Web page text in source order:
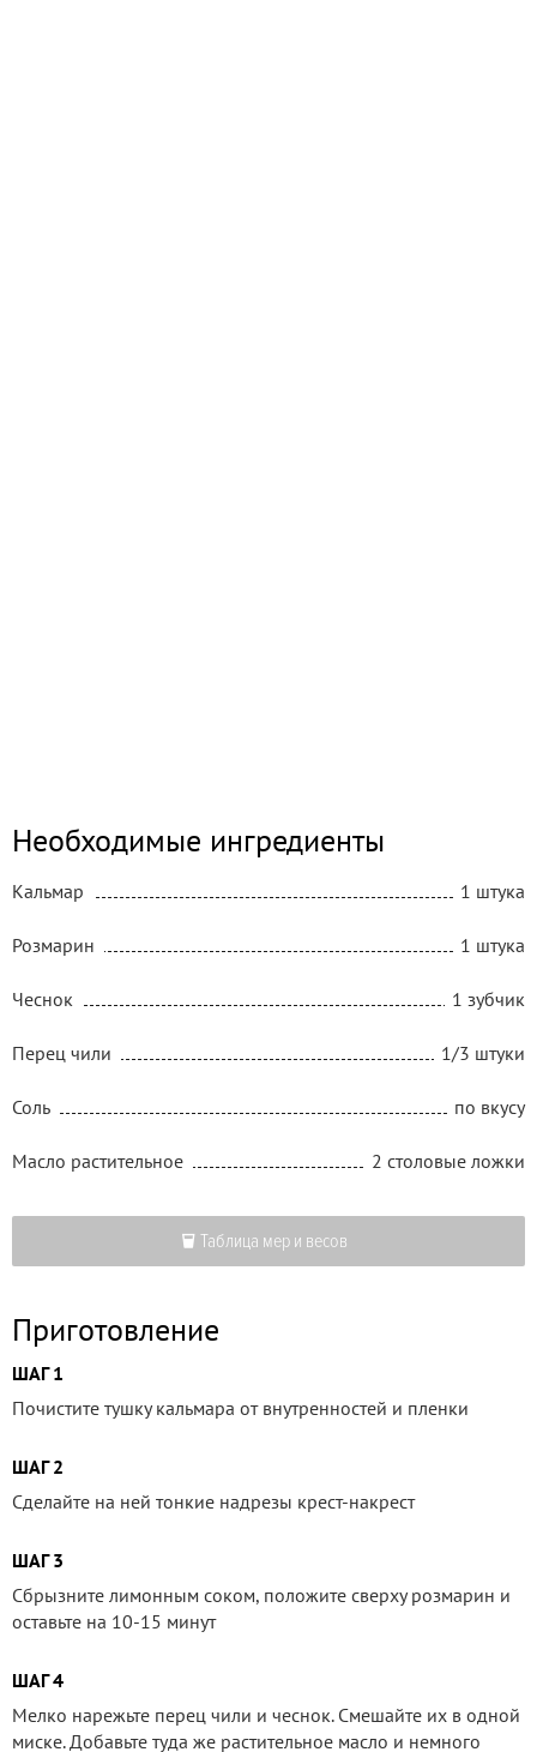
Необходимые ингредиенты
Кальмар 1 штука
Розмарин 1 штука
Чеснок 1 зубчик
Перец чили 1/3 штуки
Соль по вкусу
Масло растительное 2 столовые ложки
Таблица мер и весов
Приготовление
ШАГ 1
Почистите тушку кальмара от внутренностей и пленки
ШАГ 2
Сделайте на ней тонкие надрезы крест-накрест
ШАГ 3
Сбрызните лимонным соком, положите сверху розмарин и
оставьте на 10-15 минут
ШАГ 4
Мелко нарежьте перец чили и чеснок. Смешайте их в одной
миске. Добавьте туда же растительное масло и немного